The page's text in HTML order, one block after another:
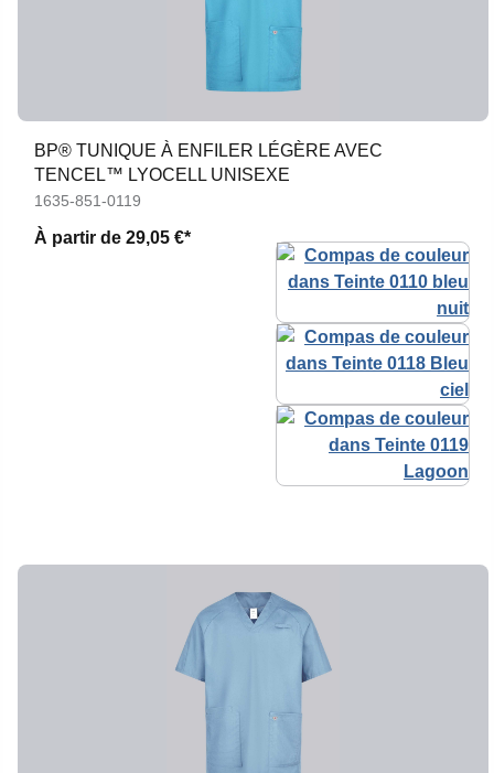
BP® TUNIQUE À ENFILER LÉGÈRE AVEC
TENCEL™ LYOCELL UNISEXE
1635-851-0119
À partir de 29,05 €*